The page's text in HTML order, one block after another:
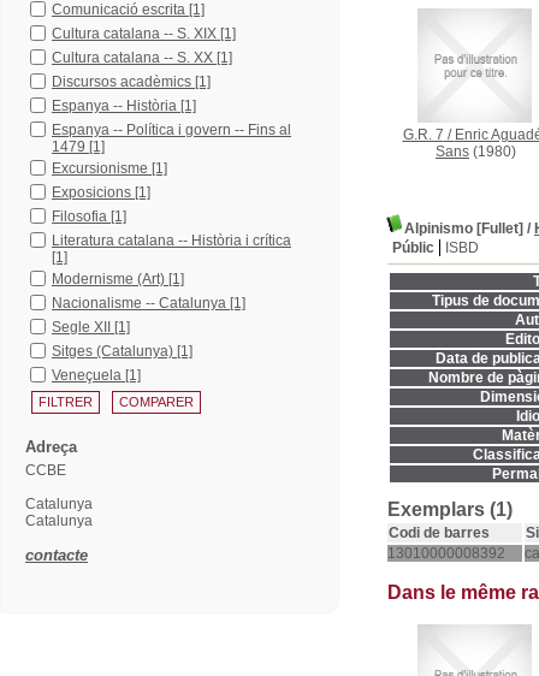
G.R. 7 / Enric
Sans (1980)
Alpinismo [Fullet] /
Públic
ISBD
Tipus de
Data de
Nombre de
Exemplars (1)
Codi de barres
13010000008392
Dans le même
Comunicació escrita [1]
Cultura catalana -- S. XIX [1]
Cultura catalana -- S. XX [1]
Discursos acadèmics [1]
Espanya -- Història [1]
Espanya -- Política i govern -- Fins al
1479 [1]
Excursionisme [1]
Exposicions [1]
Filosofia [1]
Literatura catalana -- Història i crítica
[1]
Modernisme (Art) [1]
Nacionalisme -- Catalunya [1]
Segle XII
[1]
Sitges (Catalunya) [1]
Veneçuela [1]
Adreça
CCBE
Catalunya
Catalunya
contacte